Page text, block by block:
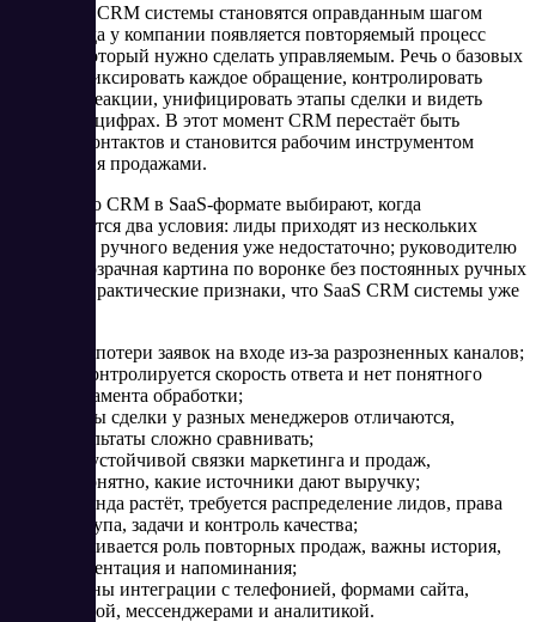
Облачные CRM системы становятся оправданным шагом
тогда, когда у компании появляется повторяемый процесс
продаж, который нужно сделать управляемым. Речь о базовых
задачах: фиксировать каждое обращение, контролировать
скорость реакции, унифицировать этапы сделки и видеть
прогноз в цифрах. В этот момент CRM перестаёт быть
списком контактов и становится рабочим инструментом
управления продажами.
Чаще всего CRM в SaaS-формате выбирают, когда
выполняются два условия: лиды приходят из нескольких
каналов, и ручного ведения уже недостаточно; руководителю
нужна прозрачная картина по воронке без постоянных ручных
отчётов. Практические признаки, что SaaS CRM системы уже
есть потери заявок на входе из-за разрозненных каналов;
не контролируется скорость ответа и нет понятного
регламента обработки;
этапы сделки у разных менеджеров отличаются,
результаты сложно сравнивать;
нет устойчивой связки маркетинга и продаж,
непонятно, какие источники дают выручку;
команда растёт, требуется распределение лидов, права
доступа, задачи и контроль качества;
усиливается роль повторных продаж, важны история,
сегментация и напоминания;
нужны интеграции с телефонией, формами сайта,
почтой, мессенджерами и аналитикой.